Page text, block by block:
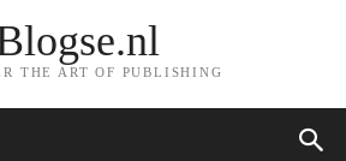
THE ART OF PUBLISHING